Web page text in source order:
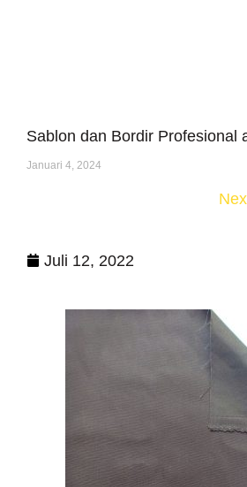
Juli 12, 2022
Sablon dan Bordir Profesional
Januari 4, 2024